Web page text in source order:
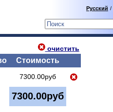
Русский /
очистить
Стоимость
7300.00руб
7300.00руб